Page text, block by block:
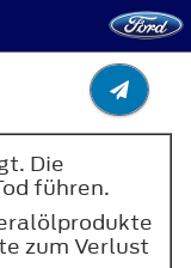
Die
führen.
zum Verlust